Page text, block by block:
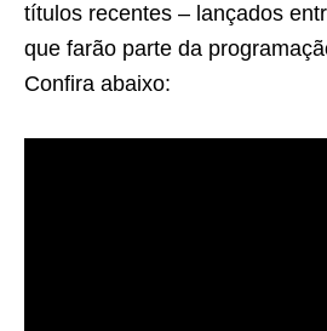
títulos recentes – lançados
que farão parte da
Confira abaixo: